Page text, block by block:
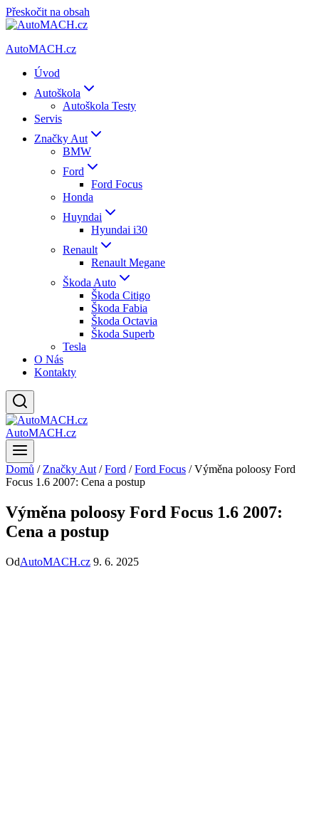
Přeskočit na obsah
AutoMACH.cz
Úvod
Autoškola
Autoškola Testy
Servis
Značky Aut
BMW
Ford
Ford Focus
Honda
Huyndai
Hyundai i30
Renault
Renault Megane
Škoda Auto
Škoda Citigo
Škoda Fabia
Škoda Octavia
Škoda Superb
Tesla
O Nás
Kontakty
AutoMACH.cz
Domů / Značky Aut / Ford / Ford Focus / Výměna poloosy Ford
Focus 1.6 2007: Cena a postup
Výměna poloosy Ford Focus 1.6 2007:
Cena a postup
OdAutoMACH.cz 9. 6. 2025